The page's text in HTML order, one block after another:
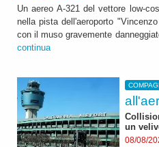
Un aereo A-321 del vettore low-
nella pista dell'aeroporto
con il muso gravemente
continua
un
08/08/